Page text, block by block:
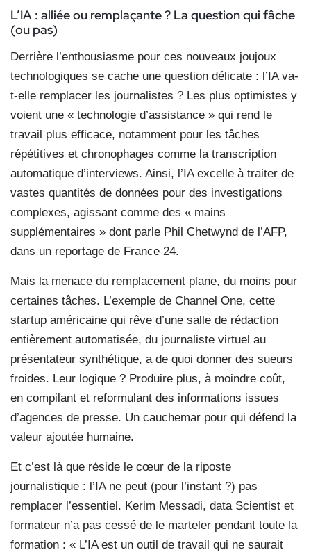
L’IA : alliée ou remplaçante ? La question qui fâche
(ou pas)
Derrière l’enthousiasme pour ces nouveaux joujoux
technologiques se cache une question délicate : l’IA va-
t-elle remplacer les journalistes ? Les plus optimistes y
voient une « technologie d’assistance » qui rend le
travail plus efficace, notamment pour les tâches
répétitives et chronophages comme la transcription
automatique d’interviews. Ainsi, l’IA excelle à traiter de
vastes quantités de données pour des investigations
complexes, agissant comme des « mains
supplémentaires » dont parle Phil Chetwynd de l’AFP,
dans un reportage de France 24.
Mais la menace du remplacement plane, du moins pour
certaines tâches. L’exemple de Channel One, cette
startup américaine qui rêve d’une salle de rédaction
entièrement automatisée, du journaliste virtuel au
présentateur synthétique, a de quoi donner des sueurs
froides. Leur logique ? Produire plus, à moindre coût,
en compilant et reformulant des informations issues
d’agences de presse. Un cauchemar pour qui défend la
valeur ajoutée humaine.
Et c’est là que réside le cœur de la riposte
journalistique : l’IA ne peut (pour l’instant ?) pas
remplacer l’essentiel. Kerim Messadi, data Scientist et
formateur n’a pas cessé de le marteler pendant toute la
formation : « L’IA est un outil de travail qui ne saurait